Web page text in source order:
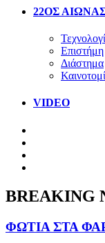
22ΟΣ
Επιστήμη
Διάστημα
VIDEO
BREAKING
ΦΩΤΙΑ ΣΤΑ